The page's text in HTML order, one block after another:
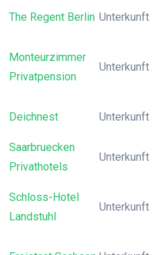
The Regent Berlin Unterkunft
Monteurzimmer
Privatpension
Unterkunft
Deichnest Unterkunft
Saarbruecken
Privathotels
Unterkunft
Schloss-Hotel
Landstuhl
Unterkunft